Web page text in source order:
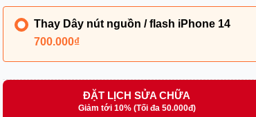
Thay Dây nút nguồn / flash iPhone 14
700.000₫
ĐẶT LỊCH SỬA CHỮA
Giảm tới 10% (Tối đa 50.000đ)